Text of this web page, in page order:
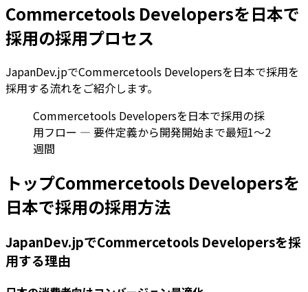
Commercetools Developersを日本で
採用の採用プロセス
JapanDev.jpでCommercetools Developersを日本で採用を
採用する流れをご紹介します。
Commercetools Developersを日本で採用の採
用フロー — 要件定義から開発開始まで最短1〜2
週間
トップCommercetools Developersを
日本で採用の採用方法
JapanDev.jpでCommercetools Developersを採
用する理由